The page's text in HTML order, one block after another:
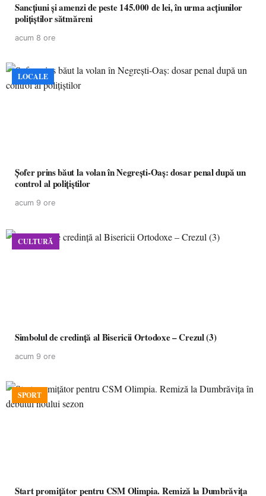
Sancțiuni și amenzi de peste 145.000 de lei, în urma acțiunilor
polițiștilor sătmăreni
acum 8 ore
LOCALE
Șofer prins băut la volan în Negrești-Oaș: dosar penal după un
control al polițiștilor
acum 9 ore
CULTURĂ
Simbolul de credinţă al Bisericii Ortodoxe – Crezul (3)
acum 9 ore
SPORT
Start promițător pentru CSM Olimpia. Remiză la Dumbrăvița